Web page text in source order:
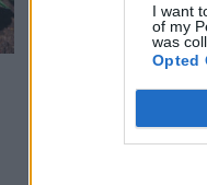
I want
of my
was
Opted
Kučinskienė
Šiuo metu